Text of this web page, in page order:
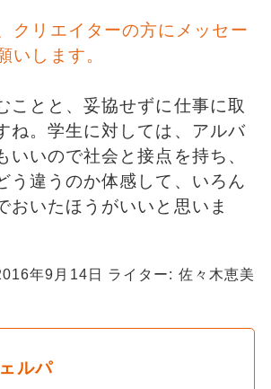
クリエイターの方にメッセー
いします。
ことと、妥協せずに仕事に取
ね。学生に対しては、アルバ
いいので社会と接点を持ち、
う違うのか体感して、いろん
おいたほうがいいと思いま
年9月14日 ライター: 佐々木恵美
ルパ